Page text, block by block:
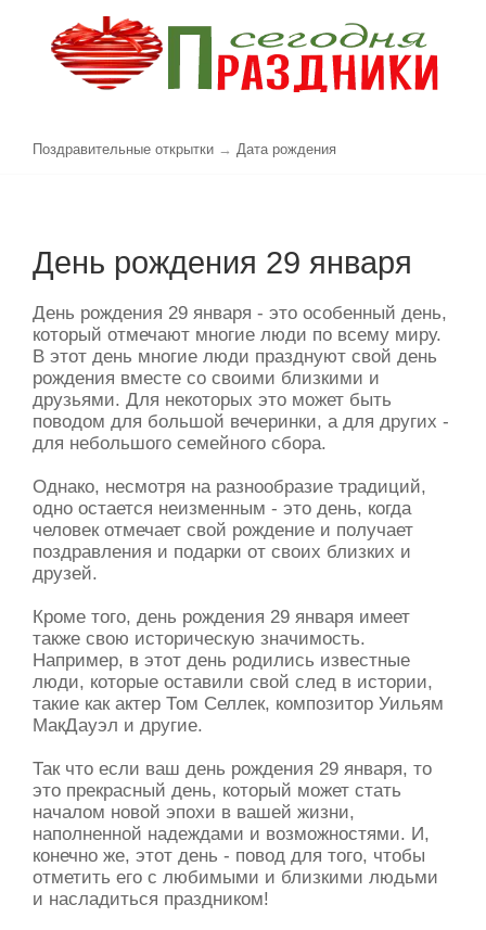
Поздравительные открытки → Дата рождения
День рождения 29 января
День рождения 29 января - это особенный день,
который отмечают многие люди по всему миру.
В этот день многие люди празднуют свой день
рождения вместе со своими близкими и
друзьями. Для некоторых это может быть
поводом для большой вечеринки, а для других -
для небольшого семейного сбора.
Однако, несмотря на разнообразие традиций,
одно остается неизменным - это день, когда
человек отмечает свой рождение и получает
поздравления и подарки от своих близких и
друзей.
Кроме того, день рождения 29 января имеет
также свою историческую значимость.
Например, в этот день родились известные
люди, которые оставили свой след в истории,
такие как актер Том Селлек, композитор Уильям
МакДауэл и другие.
Так что если ваш день рождения 29 января, то
это прекрасный день, который может стать
началом новой эпохи в вашей жизни,
наполненной надеждами и возможностями. И,
конечно же, этот день - повод для того, чтобы
отметить его с любимыми и близкими людьми
и насладиться праздником!